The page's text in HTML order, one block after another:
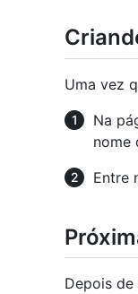
Uma vez
Na
nome
Entre
Depois